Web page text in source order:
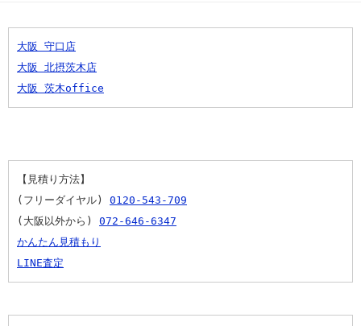
大阪 守口店
大阪 北摂茨木店
大阪 茨木office
【見積り方法】
(フリーダイヤル) 0120-543-709
(大阪以外から) 072-646-6347
かんたん見積もり
LINE査定